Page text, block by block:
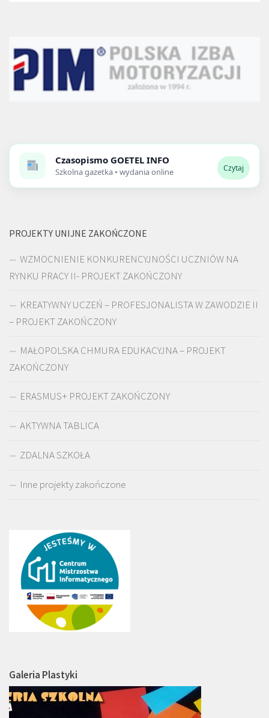
Czasopismo GOETEL INFO
Szkolna gazetka • wydania online Czytaj
PROJEKTY UNIJNE ZAKOŃCZONE
WZMOCNIENIE KONKURENCYJNOŚCI UCZNIÓW NA
RYNKU PRACY II- PROJEKT ZAKOŃCZONY
KREATYWNY UCZEŃ – PROFESJONALISTA W ZAWODZIE II
– PROJEKT ZAKOŃCZONY
MAŁOPOLSKA CHMURA EDUKACYJNA – PROJEKT
ZAKOŃCZONY
ERASMUS+ PROJEKT ZAKOŃCZONY
AKTYWNA TABLICA
ZDALNA SZKOŁA
Inne projekty zakończone
Galeria Plastyki